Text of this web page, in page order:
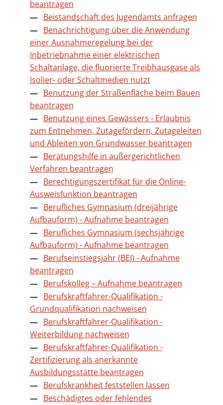
beantragen
Beistandschaft des Jugendamts anfragen
Benachrichtigung über die Anwendung
einer Ausnahmeregelung bei der
Inbetriebnahme einer elektrischen
Schaltanlage, die fluorierte Treibhausgase als
Isolier- oder Schaltmedien nutzt
Benutzung der Straßenfläche beim Bauen
beantragen
Benutzung eines Gewässers - Erlaubnis
zum Entnehmen, Zutagefördern, Zutageleiten
und Ableiten von Grundwasser beantragen
Beratungshilfe in außergerichtlichen
Verfahren beantragen
Berechtigungszertifikat für die Online-
Ausweisfunktion beantragen
Berufliches Gymnasium (dreijährige
Aufbauform) - Aufnahme beantragen
Berufliches Gymnasium (sechsjährige
Aufbauform) - Aufnahme beantragen
Berufseinstiegsjahr (BEJ) - Aufnahme
beantragen
Berufskolleg – Aufnahme beantragen
Berufskraftfahrer-Qualifikation -
Grundqualifikation nachweisen
Berufskraftfahrer-Qualifikation -
Weiterbildung nachweisen
Berufskraftfahrer-Qualifikation -
Zertifizierung als anerkannte
Ausbildungsstätte beantragen
Berufskrankheit feststellen lassen
Beschädigtes oder fehlendes